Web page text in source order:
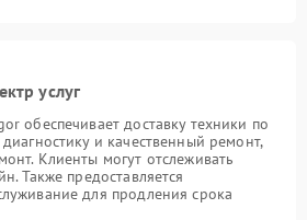
услуг
обеспечивает доставку техники по
и качественный ремонт,
Клиенты могут отслеживать
Также предоставляется
для продления срока